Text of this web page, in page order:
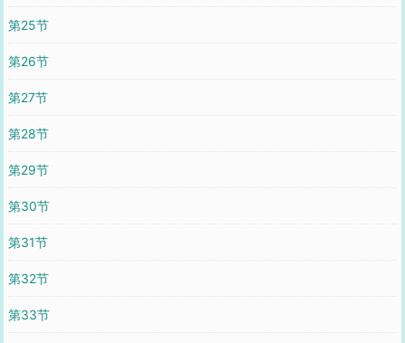
第25节
第26节
第27节
第28节
第29节
第30节
第31节
第32节
第33节